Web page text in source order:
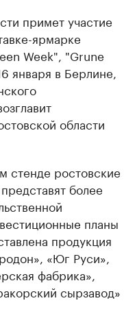
примет участие
ярмарке
Week", "Grune
января в Берлине,
области
стенде ростовские
более
планы
продукция
«Юг Руси»,
фабрика»,
сырзавод»